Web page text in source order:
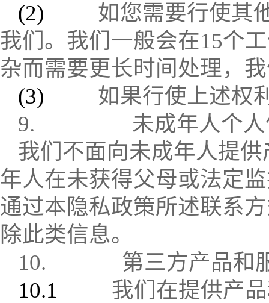
(2) 如您需要行使其
我们。我们一般会在15个
杂而需要更长时间处理，
(3) 如果行使上述权
9. 未成年人个
我们不面向未成年人提
年人在未获得父母或法定
通过本隐私政策所述联系
除此类信息。
10. 第三方产品和
10.1 我们在提供产